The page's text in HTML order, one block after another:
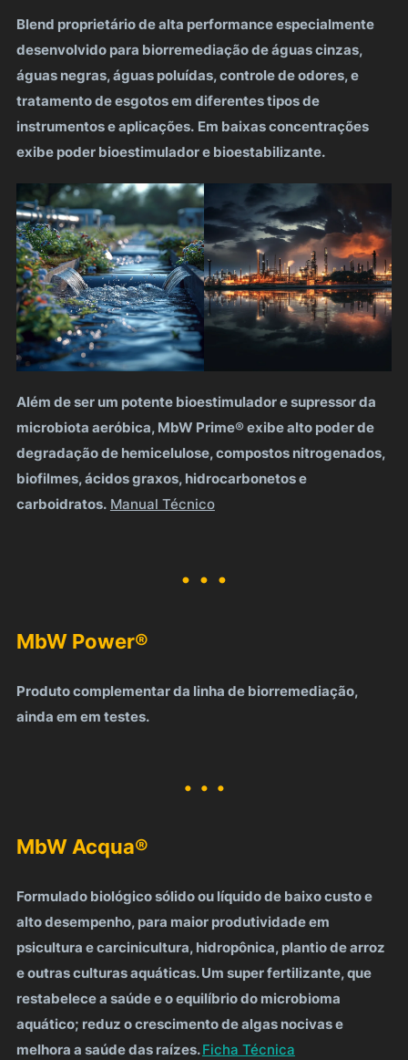
Blend proprietário de alta performance especialmente
desenvolvido para biorremediação de águas cinzas,
águas negras, águas poluídas, controle de odores, e
tratamento de esgotos em diferentes tipos de
instrumentos e aplicações. Em baixas concentrações
exibe poder bioestimulador e bioestabilizante.
Além de ser um potente bioestimulador e supressor da
microbiota aeróbica, MbW Prime® exibe alto poder de
degradação de hemicelulose, compostos nitrogenados,
biofilmes, ácidos graxos, hidrocarbonetos e
carboidratos. Manual Técnico
. . .
MbW Power®
Produto complementar da linha de biorremediação,
ainda em em testes.
. . .
MbW Acqua®
Formulado biológico sólido ou líquido de baixo custo e
alto desempenho, para maior produtividade em
psicultura e carcinicultura, hidropônica, plantio de arroz
e outras culturas aquáticas. Um super fertilizante, que
restabelece a saúde e o equilíbrio do microbioma
aquático; reduz o crescimento de algas nocivas e
melhora a saúde das raízes.Ficha Técnica